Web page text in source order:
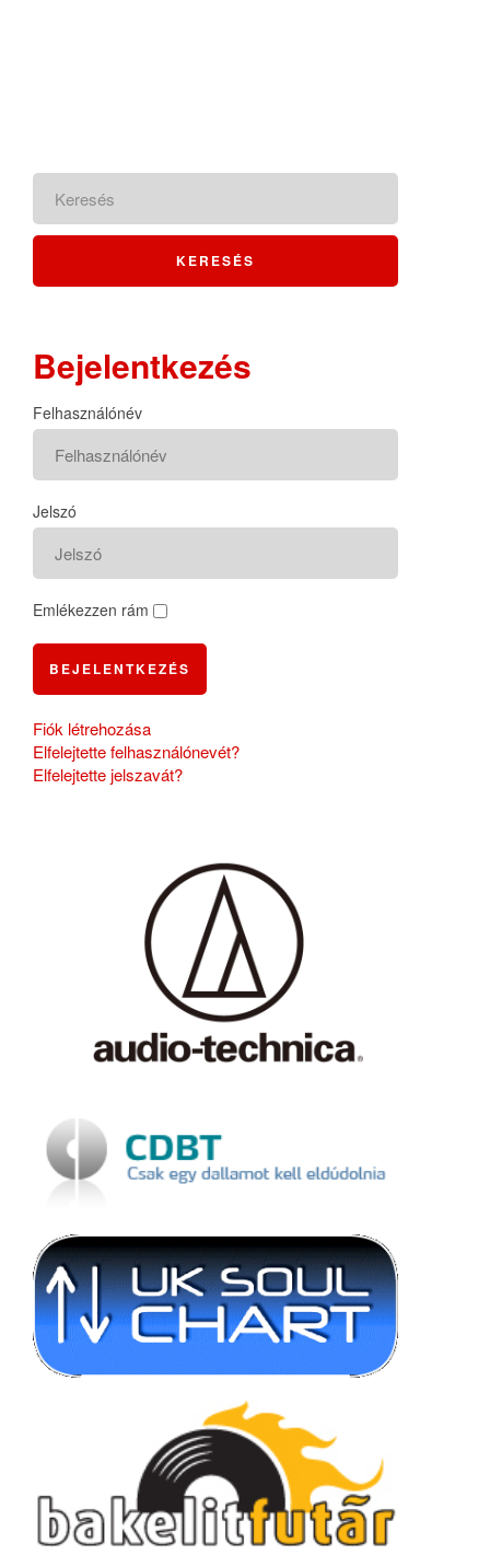
Bejelentkezés
Felhasználónév
Jelszó
Emlékezzen rám
BEJELENTKEZÉS
Fiók létrehozása
Elfelejtette felhasználónevét?
Elfelejtette jelszavát?